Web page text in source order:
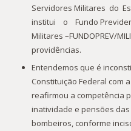
Servidores Militares do
institui o Fundo
Militares –FUNDOPREV/
providências.
Entendemos que é
Constituição Federal com
reafirmou a competência
inatividade e pensões
bombeiros, conforme